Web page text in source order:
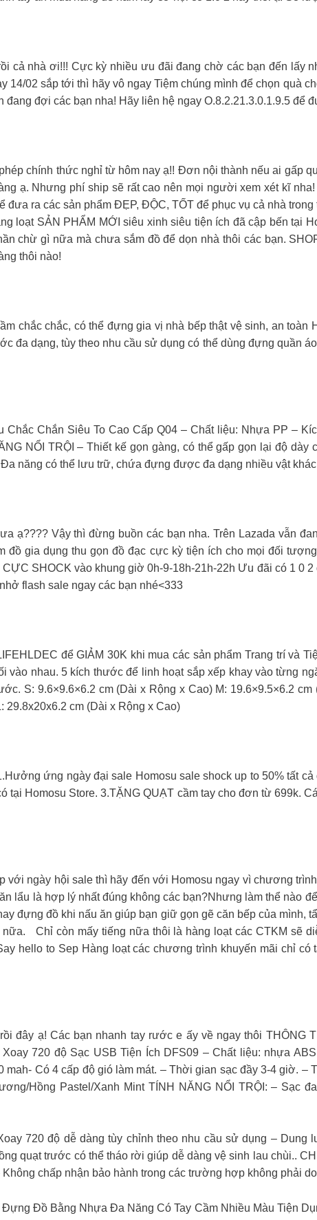
cả nhà ơi!!! Cực kỳ nhiều ưu đãi đang chờ các bạn đến lấy
14/02 sắp tới thì hãy vô ngay Tiệm chúng mình để chọn quà
đang đợi các bạn nha! Hãy liên hệ ngay O.8.2.21.3.0.1.9.5
chính thức nghỉ từ hôm nay ạ!! Đơn nội thành nếu ai gấp
ạ. Nhưng phí ship sẽ rất cao nên mọi người xem xét kĩ
đưa ra các sản phẩm ĐẸP, ĐỘC, TỐT để phục vụ cả nhà
loạt SẢN PHẨM MỚI siêu xinh siêu tiện ích đã cập bến tại
chừ gì nữa mà chưa sắm đồ để dọn nhà thôi các bạn.
thôi nào!
chắc chắc, có thể đựng gia vị nhà bếp thật vệ sinh, an toàn
đa dạng, tùy theo nhu cầu sử dụng có thể dùng đựng quần
Chắn Siêu To Cao Cấp Q04 – Chất liệu: Nhựa PP –
NỔI TRỘI – Thiết kế gọn gàng, có thể gấp gọn lại độ
năng có thể lưu trữ, chứa đựng được đa dạng nhiều vật
ạ???? Vậy thì đừng buồn các bạn nha. Trên Lazada vẫn
đồ gia dụng thu gọn đồ đạc cực kỳ tiện ích cho mọi đối
SHOCK vào khung giờ 0h-9-18h-21h-22h Ưu đãi có 1 0
flash sale ngay các bạn nhé<333
để GIẢM 30K khi mua các sản phẩm Trang trí
vào nhau. 5 kích thước để linh hoạt sắp xếp khay vào từng
S: 9.6×9.6×6.2 cm (Dài x Rộng x Cao) M: 19.6×9.5×6.2
29.8x20x6.2 cm (Dài x Rộng x Cao)
ứng ngày đại sale Homosu sale shock up to 50% tất
tại Homosu Store. 3.TẶNG QUẠT cầm tay cho đơn từ 699k.
với ngày hội sale thì hãy đến với Homosu ngay vì chương
lẩu là hợp lý nhất đúng không các bạn?Nhưng làm thể nào
đựng đồ khi nấu ăn giúp bạn giữ gọn gẽ căn bếp của mình,
Chỉ còn mấy tiếng nữa thôi là hàng loạt các CTKM sẽ
hello to Sep Hàng loạt các chương trình khuyến mãi chỉ có
đây ạ! Các bạn nhanh tay rước e ấy về ngay thôi THÔNG
720 độ Sạc USB Tiện Ích DFS09 – Chất liệu: nhựa
mah- Có 4 cấp độ gió làm mát. – Thời gian sạc đầy 3-4 giờ.
Hồng Pastel/Xanh Mint TÍNH NĂNG NỔI TRỘI: – Sạc
720 độ dễ dàng tùy chỉnh theo nhu cầu sử dụng –
quạt trước có thể tháo rời giúp dễ dàng vệ sinh lau chùi..
chấp nhận bảo hành trong các trường hợp không phải
Đồ Bằng Nhựa Đa Năng Có Tay Cầm Nhiều Màu Tiện